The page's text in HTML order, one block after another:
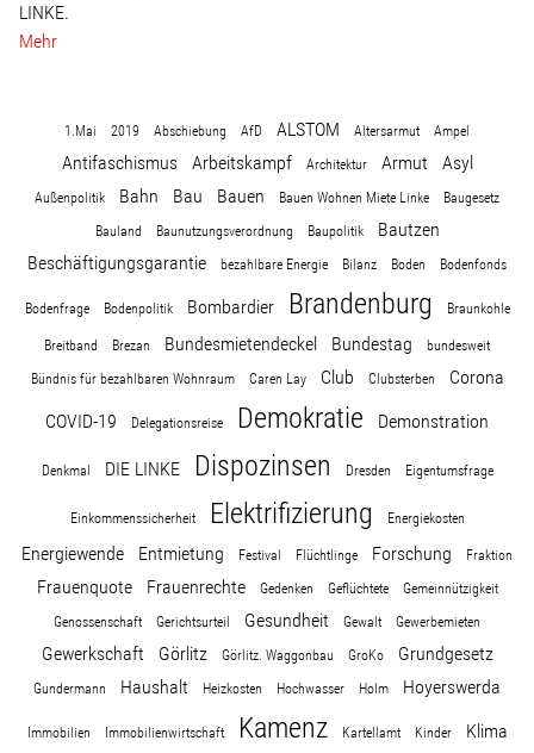
LINKE.
Mehr
1.Mai 2019 Abschiebung AfD ALSTOM Altersarmut Ampel
Antifaschismus Arbeitskampf Architektur Armut Asyl
Außenpolitik Bahn Bau Bauen Bauen Wohnen Miete Linke
Baugesetz
Bauland
Baunutzungsverordnung Baupolitik
Bautzen
Beschäftigungsgarantie
bezahlbare Energie Bilanz Boden Bodenfonds
Bodenfrage Bodenpolitik Bombardier Brandenburg Braunkohle
Breitband Brezan Bundesmietendeckel Bundestag
bundesweit
Bündnis für bezahlbaren Wohnraum
Caren Lay Club Clubsterben
Corona
COVID-19
Delegationsreise Demokratie Demonstration
Denkmal DIE LINKE Dispozinsen Dresden Eigentumsfrage
Einkommenssicherheit Elektrifizierung Energiekosten
Energiewende Entmietung Festival Flüchtlinge Forschung Fraktion
Frauenquote Frauenrechte Gedenken Geflüchtete
Gemeinnützigkeit
Genossenschaft
Gerichtsurteil Gesundheit Gewalt Gewerbemieten
Gewerkschaft Görlitz Görlitz. Waggonbau GroKo Grundgesetz
Gundermann Haushalt Heizkosten Hochwasser Holm Hoyerswerda
Immobilien Immobilienwirtschaft Kamenz Kartellamt Kinder Klima